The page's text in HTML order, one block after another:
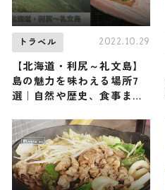
トラベル 2022.10.29
【北海道・利尻～礼文島】
島の魅力を味わえる場所7
選｜自然や歴史、食事まで